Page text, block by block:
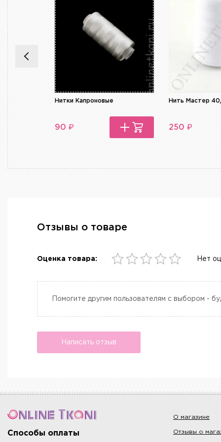
Нитки Капроновые
90 ₽
Нить Мастер
250 ₽
Отзывы о товаре
Оценка товара: Нет
Помогите другим пользователям с выбором -
Написать отзыв
Способы оплаты
О магазине
Отзывы о